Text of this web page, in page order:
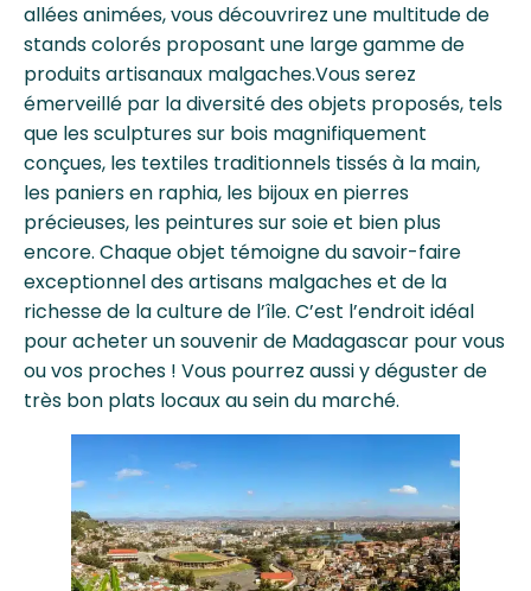
allées animées, vous découvrirez une multitude de
stands colorés proposant une large gamme de
produits artisanaux malgaches.Vous serez
émerveillé par la diversité des objets proposés, tels
que les sculptures sur bois magnifiquement
conçues, les textiles traditionnels tissés à la main,
les paniers en raphia, les bijoux en pierres
précieuses, les peintures sur soie et bien plus
encore. Chaque objet témoigne du savoir-faire
exceptionnel des artisans malgaches et de la
richesse de la culture de l’île. C’est l’endroit idéal
pour acheter un souvenir de Madagascar pour vous
ou vos proches ! Vous pourrez aussi y déguster de
très bon plats locaux au sein du marché.